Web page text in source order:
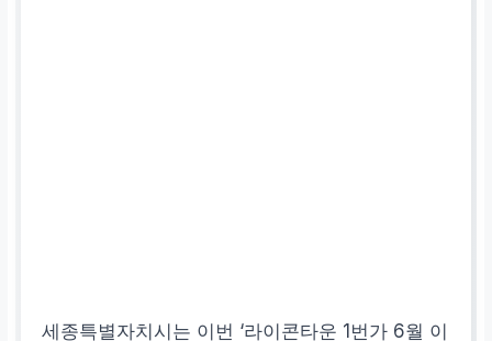
세종특별자치시는 이번 ‘라이콘타운 1번가 6월 이